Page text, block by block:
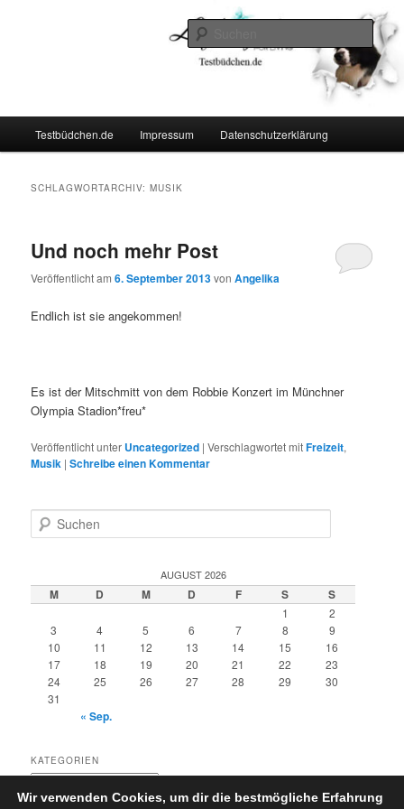
Testbüdchen.de Impressum Datenschutzerklärung
SCHLAGWORTARCHIV:MUSIK
Und noch mehr Post
Veröffentlicht am6. September 2013vonAngelika
Endlich ist sie angekommen!
Es ist der Mitschmitt von dem Robbie Konzert im Münchner
Olympia Stadion*freu*
Veröffentlicht unter Uncategorized |Verschlagwortet mitFreizeit,
Musik |Schreibe einen Kommentar
u
e
n
AUGUST 2026
M D M D F S S
1
2
3
4 5 6 7 8
9
10
11 12 13 14 15
16
17
18 19 20 21 22
23
24
25 26 27 28 29
30
31
« Sep.
KATEGORIEN
Kategorien
Wir verwenden Cookies, um dir die bestmögliche Erfahrung